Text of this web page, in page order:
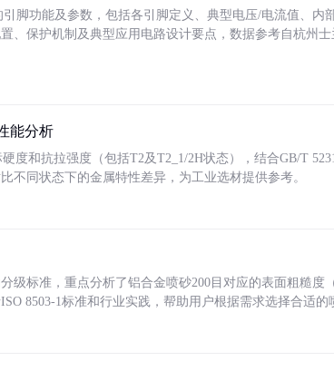
引脚功能及参数，包括各引脚定义、典型电压/电流值、内
、保护机制及典型应用电路设计要点，数据参考自杭州
能分析
度和抗拉强度（包括T2及T2_1/2H状态），结合GB/T
不同状态下的金属特性差异，为工业选材提供参考。
级标准，重点分析了铝合金喷砂200目对应的表面粗糙度
8503-1标准和行业实践，帮助用户根据需求选择合适的